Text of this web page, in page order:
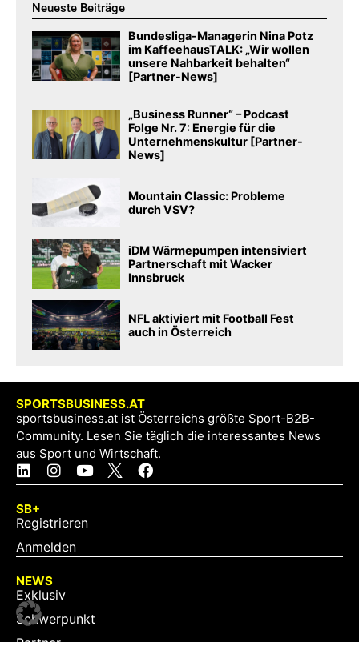
Neueste Beiträge
Bundesliga-Managerin Nina Potz
im KaffeehausTALK: „Wir wollen
unsere Nahbarkeit behalten“
[Partner-News]
„Business Runner“ – Podcast
Folge Nr. 7: Energie für die
Unternehmenskultur [Partner-
News]
Mountain Classic: Probleme
durch VSV?
iDM Wärmepumpen intensiviert
Partnerschaft mit Wacker
Innsbruck
NFL aktiviert mit Football Fest
auch in Österreich
SPORTSBUSINESS.AT
sportsbusiness.at ist Österreichs größte Sport-B2B-
Community. Lesen Sie täglich die interessantes News
aus Sport und Wirtschaft.
SB+
Registrieren
Anmelden
NEWS
Exklusiv
Schwerpunkt
Partner